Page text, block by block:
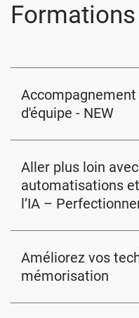
d'équipe - NEW
Aller plus loin
automatisations
l’IA –
Améliorez vos
mémorisation